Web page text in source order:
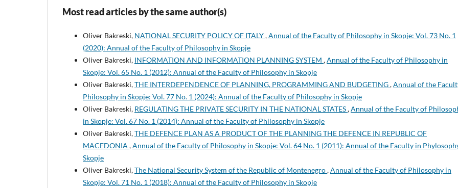
Most read articles by the same author(s)
Oliver Bakreski, NATIONAL SECURITY POLICY OF ITALY,Annual of the Faculty of Philosophy in Skopje: Vol. 73 No. 1
(2020): Annual of the Faculty of Philosophy in Skopje
Oliver Bakreski, INFORMATION AND INFORMATION PLANNING SYSTEM ,Annual of the Faculty of Philosophy in
Skopje: Vol. 65 No. 1 (2012): Annual of the Faculty of Philosophy in Skopje
Oliver Bakreski,THE INTERDEPENDENCE OF PLANNING, PROGRAMMING AND BUDGETING,Annual of the
Philosophy in Skopje: Vol. 77 No. 1 (2024): Annual of the Faculty of Philosophy in Skopje
Oliver Bakreski, REGULATING THE PRIVATE SECURITY IN THE NATIONAL STATES,Annual of the Faculty of
in Skopje: Vol. 67 No. 1 (2014): Annual of the Faculty of Philosophy in Skopje
Oliver Bakreski,THE DEFENCE PLAN AS A PRODUCT OF THE PLANNING THE DEFENCE IN REPUBLIC OF
MACEDONIA ,Annual of the Faculty of Philosophy in Skopje: Vol. 64 No. 1 (2011): Annual of the Faculty in
Skopje
Oliver Bakreski,The National Security System of the Republic of Montenegro,Annual of the Faculty of Philosophy in
Skopje: Vol. 71 No. 1 (2018): Annual of the Faculty of Philosophy in Skopje